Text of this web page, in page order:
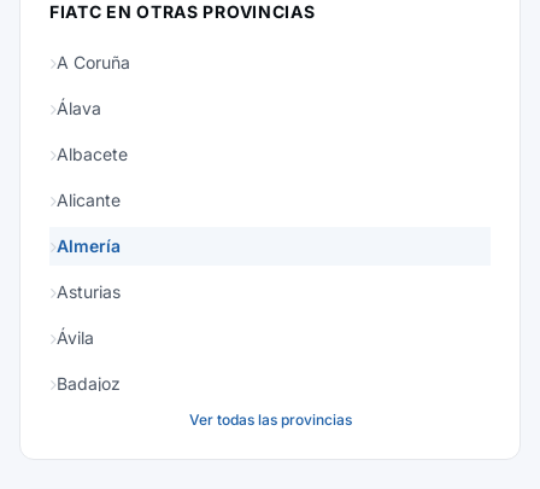
FIATC EN OTRAS PROVINCIAS
A Coruña
Álava
Albacete
Alicante
Almería
Asturias
Ávila
Badajoz
Ver todas las provincias